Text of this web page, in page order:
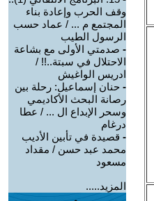
وقف الحرب وإعادة بناء
المجتمع م ... / عماد حسب
الرسول الطيب
- صدمتي الأولى مع بشاعة
الاحتلال في سبتة..!! /
ادريس الواغيش
- حنان إسماعيل: رحلة بين
رصانة البحث الأكاديمي
وسحر الإبداع ال ... / عطا
درغام
- قصيدة في تأبين الأديب
محمد عبد حسن / مقداد
مسعود
المزيد.....